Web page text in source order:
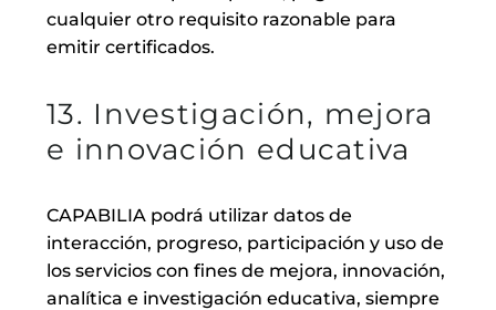
cualquier otro requisito razonable para
emitir certificados.
13. Investigación, mejora
e innovación educativa
CAPABILIA podrá utilizar datos de
interacción, progreso, participación y uso de
los servicios con fines de mejora, innovación,
analítica e investigación educativa, siempre